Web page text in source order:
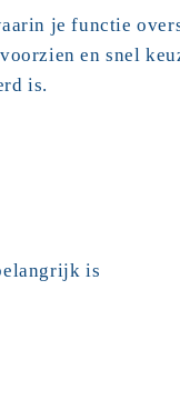
je functie
en snel
is.
is